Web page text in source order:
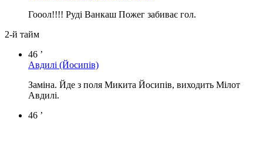
Гооол!!!! Руді Ванкаш Пожег забиває гол.
2-й тайм
46 ’
Авдилі (Йосипів)
Заміна. Йде з поля Микита Йосипів, виходить Мілот
Авдилі.
46 ’